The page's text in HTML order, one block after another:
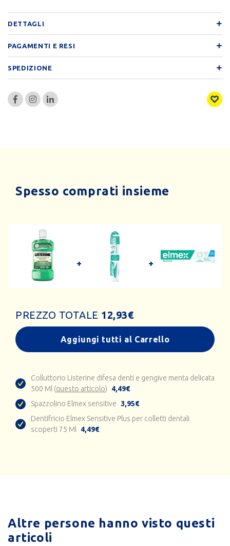
DETTAGLI
PAGAMENTI E RESI
SPEDIZIONE
Spesso comprati insieme
PREZZO TOTALE 12,93€
Aggiungi tutti al Carrello
Colluttorio Listerine difesa denti e gengive menta delicata
500 Ml (questo articolo)
4,49€
Spazzolino Elmex sensitive
3,95€
Dentifricio Elmex Sensitive Plus per colletti dentali
scoperti 75 Ml 4,49€
Altre persone hanno visto questi
articoli